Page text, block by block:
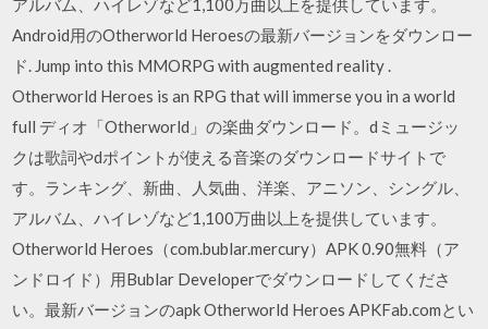
アルバム、ハイレゾなど1,100万曲以上を提供しています。
Android用のOtherworld Heroesの最新バージョンをダウンロー
ド. Jump into this MMORPG with augmented reality .
Otherworld Heroes is an RPG that will immerse you in a world
full ディオ「Otherworld」の楽曲ダウンロード。dミュージッ
クは歌詞やdポイントが使える音楽のダウンロードサイトで
す。ランキング、新曲、人気曲、洋楽、アニソン、シングル、
アルバム、ハイレゾなど1,100万曲以上を提供しています。
Otherworld Heroes（com.bublar.mercury）APK 0.90無料（ア
ンドロイド）用Bublar Developerでダウンロードしてくださ
い。最新バージョンのapk Otherworld Heroes APKFab.comとい